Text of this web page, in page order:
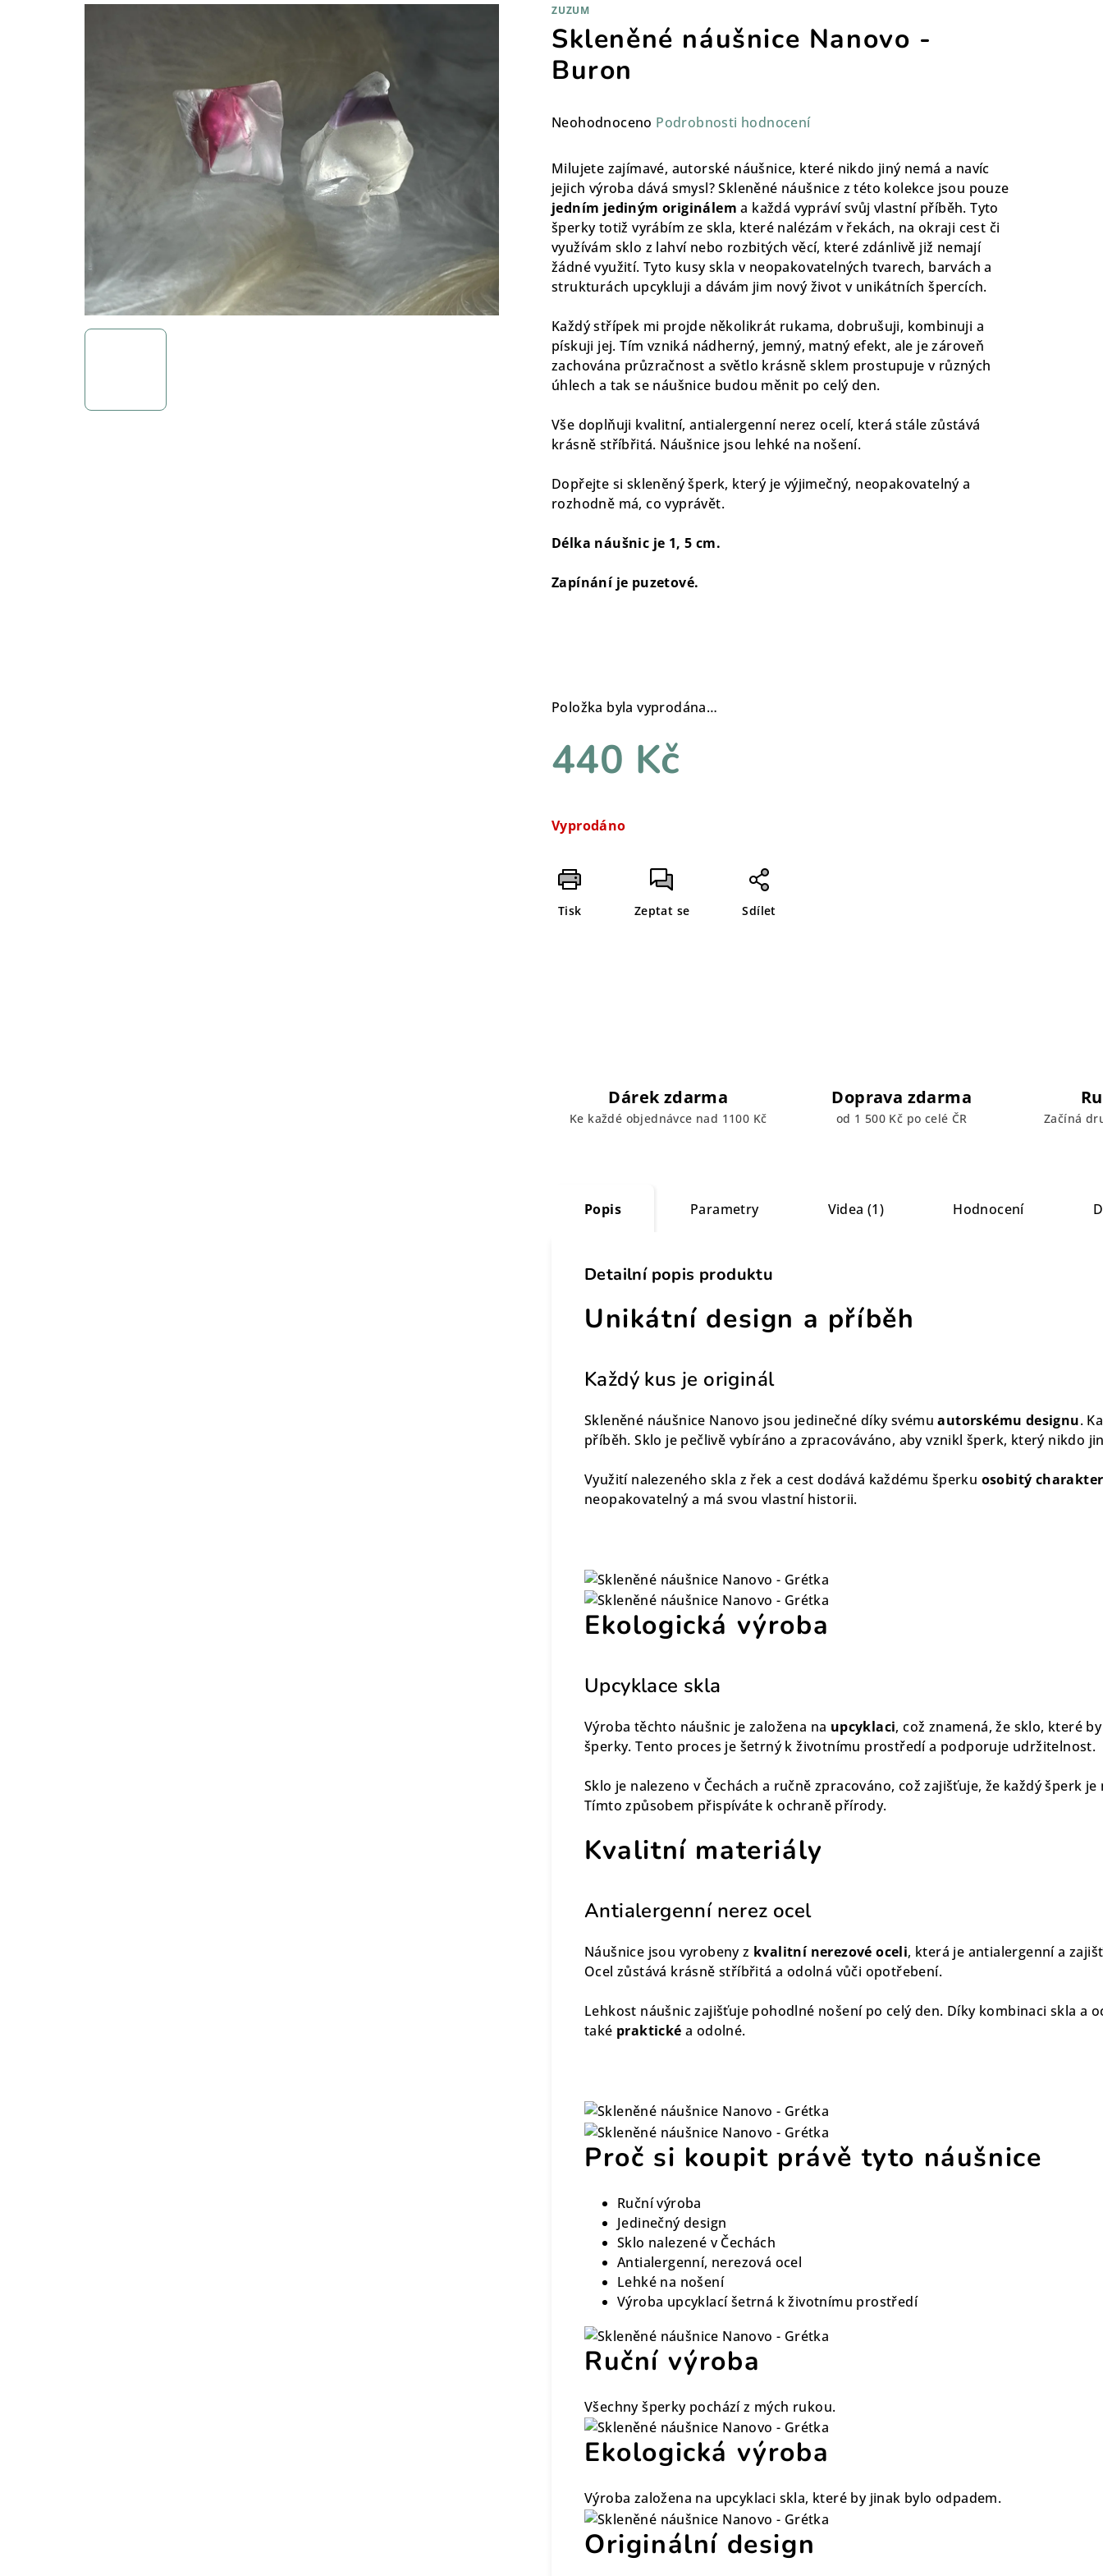
ZUZUM
Skleněné náušnice Nanovo -
Buron
Průměrné
produktu
je
0,0
z
hvězdiček.
Neohodnoceno Podrobnosti hodnocení
Milujete zajímavé, autorské náušnice, které nikdo jiný nemá a navíc
jejich výroba dává smysl? Skleněné náušnice z této kolekce jsou pouze
jedním jediným originálem a každá vypráví svůj vlastní příběh. Tyto
šperky totiž vyrábím ze skla, které nalézám v řekách, na okraji cest či
využívám sklo z lahví nebo rozbitých věcí, které zdánlivě již nemají
žádné využití. Tyto kusy skla v neopakovatelných tvarech, barvách a
strukturách upcykluji a dávám jim nový život v unikátních špercích.
Každý střípek mi projde několikrát rukama, dobrušuji, kombinuji a
pískuji jej. Tím vzniká nádherný, jemný, matný efekt, ale je zároveň
zachována průzračnost a světlo krásně sklem prostupuje v různých
úhlech a tak se náušnice budou měnit po celý den.
Vše doplňuji kvalitní, antialergenní nerez ocelí, která stále zůstává
krásně stříbřitá. Náušnice jsou lehké na nošení.
Dopřejte si skleněný šperk, který je výjimečný, neopakovatelný a
rozhodně má, co vyprávět.
Délka náušnic je 1, 5 cm.
Zapínání je puzetové.
Položka byla vyprodána…
440 Kč
cena:
Vyprodáno
Tisk Zeptat se Sdílet
Dárek zdarma
Ke každé objednávce nad 1100 Kč
Doprava zdarma
od 1 500 Kč po celé ČR Začíná
Popis Parametry Videa (1) Hodnocení
Detailní popis produktu
Unikátní design a příběh
Každý kus je originál
Skleněné náušnice Nanovo jsou jedinečné díky svémuautorskému designu.
příběh. Sklo je pečlivě vybíráno a zpracováváno, aby vznikl šperk, který nikdo
Využití nalezeného skla z řek a cest dodává každému šperku osobitý charakter
neopakovatelný a má svou vlastní historii.
Ekologická výroba
Upcyklace skla
Výroba těchto náušnic je založena na upcyklaci, což znamená, že sklo, které
šperky. Tento proces je šetrný k životnímu prostředí a podporuje udržitelnost.
Sklo je nalezeno v Čechách a ručně zpracováno, což zajišťuje, že každý šperk
Tímto způsobem přispíváte k ochraně přírody.
Kvalitní materiály
Antialergenní nerez ocel
Náušnice jsou vyrobeny z kvalitní nerezové oceli, která je antialergenní a
Ocel zůstává krásně stříbřitá a odolná vůči opotřebení.
Lehkost náušnic zajišťuje pohodlné nošení po celý den. Díky kombinaci skla a
také praktické a odolné.
Proč si koupit právě tyto náušnice
Ruční výroba
Jedinečný design
Sklo nalezené v Čechách
Antialergenní, nerezová ocel
Lehké na nošení
Výroba upcyklací šetrná k životnímu prostředí
Ruční výroba
Všechny šperky pochází z mých rukou.
Ekologická výroba
Výroba založena na upcyklaci skla, které by jinak bylo odpadem.
Originální design